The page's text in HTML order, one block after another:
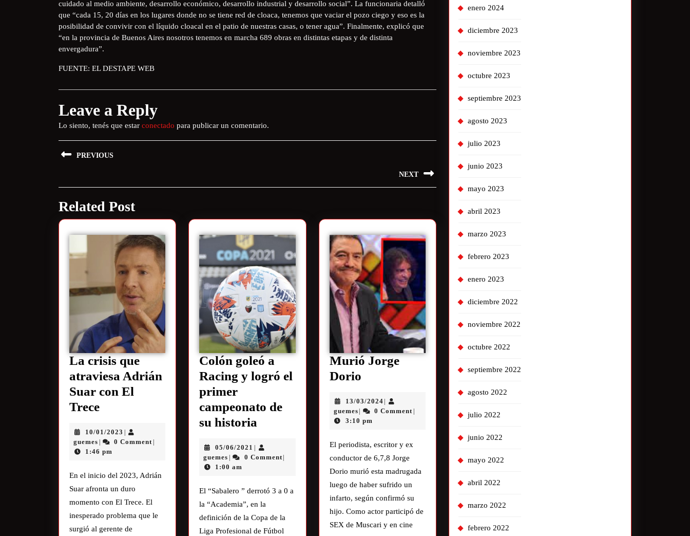
cuidado al medio ambiente, desarrollo económico, desarrollo industrial y desarrollo social”. La funcionaria detalló
que “cada 15, 20 días en los lugares donde no se tiene red de cloaca, tenemos que vaciar el pozo ciego y eso es la
posibilidad de convivir con el líquido cloacal en el patio de nuestras casas, o tener agua”. Finalmente, explicó que
“en la provincia de Buenos Aires nosotros tenemos en marcha 689 obras en distintas etapas y de distinta
envergadura”.
FUENTE: EL DESTAPE WEB
Leave a Reply
Lo siento, tenés que estar conectado para publicar un comentario.
PREVIOUS
NEXT
Related Post
La crisis que
atraviesa Adrián
Suar con El
Trece
10/01/2023
guemes 0 Comment
1:46 pm
En el inicio del 2023, Adrián
Suar afronta un duro
momento con El Trece. El
inesperado problema que le
surgió al gerente de
Colón goleó a
Racing y logró el
primer
campeonato de
su historia
05/06/2021
guemes 0 Comment
1:00 am
El “Sabalero ” derrotó 3 a 0 a
la “Academia”, en la
definición de la Copa de la
Liga Profesional de Fútbol
Murió Jorge
Dorio
13/03/2024
guemes 0 Comment
3:10 pm
El periodista, escritor y ex
conductor de 6,7,8 Jorge
Dorio murió esta madrugada
luego de haber sufrido un
infarto, según confirmó su
hijo. Como actor participó de
SEX de Muscari y en cine
enero 2024
diciembre 2023
noviembre 2023
octubre 2023
septiembre 2023
agosto 2023
julio 2023
junio 2023
mayo 2023
abril 2023
marzo 2023
febrero 2023
enero 2023
diciembre 2022
noviembre 2022
octubre 2022
septiembre 2022
agosto 2022
julio 2022
junio 2022
mayo 2022
abril 2022
marzo 2022
febrero 2022